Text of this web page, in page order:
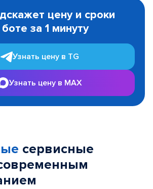
цену и сроки
за 1 минуту
Узнать цену в TG
Узнать цену в MAX
сервисные